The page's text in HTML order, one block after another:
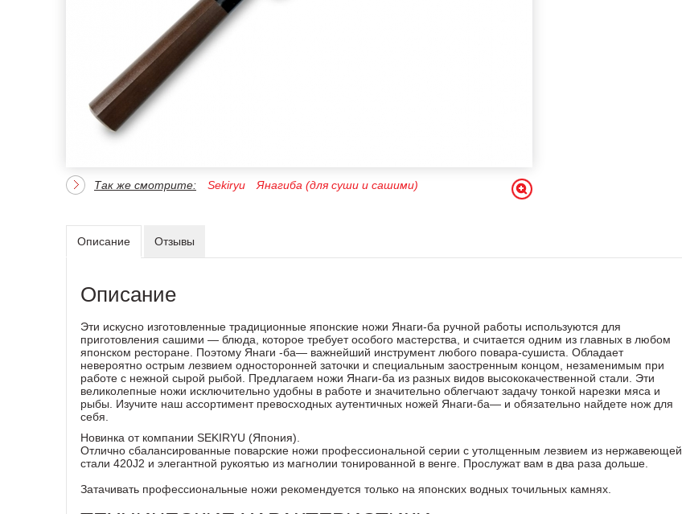
Так же смотрите: Sekiryu Янагиба (для суши и сашими)
Описание Отзывы
Описание
Эти искусно изготовленные традиционные японские ножи Янаги-ба ручной работы используются для
приготовления сашими — блюда, которое требует особого мастерства, и считается одним из главных в любом
японском ресторане. Поэтому Янаги -ба— важнейший инструмент любого повара-сушиста. Обладает
невероятно острым лезвием односторонней заточки и специальным заостренным концом, незаменимым при
работе с нежной сырой рыбой. Предлагаем ножи Янаги-ба из разных видов высококачественной стали. Эти
великолепные ножи исключительно удобны в работе и значительно облегчают задачу тонкой нарезки мяса и
рыбы. Изучите наш ассортимент превосходных аутентичных ножей Янаги-ба— и обязательно найдете нож для
себя.
Новинка от компании SEKIRYU (Япония).
Отлично сбалансированные поварские ножи профессиональной серии с утолщенным лезвием из нержавеющей
стали 420J2 и элегантной рукоятью из магнолии тонированной в венге. Прослужат вам в два раза дольше.
Затачивать профессиональные ножи рекомендуется только на японских водных точильных камнях